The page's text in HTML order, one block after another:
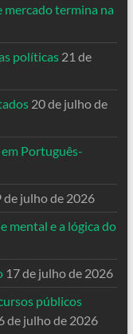
termina na
políticas 21 de
20 de julho de
Português-
de julho de 2026
mental e a lógica do
17 de julho de 2026
públicos
de julho de 2026